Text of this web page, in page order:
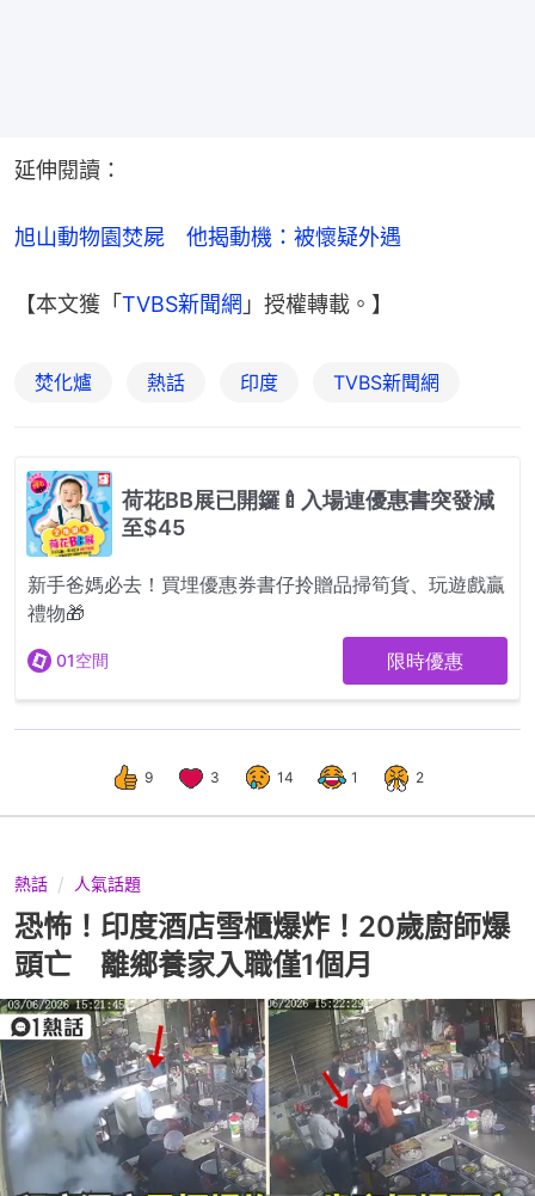
延伸閱讀：
旭山動物園焚屍　他揭動機：被懷疑外遇
【本文獲「TVBS新聞網 」授權轉載。】
焚化爐 熱話 印度 TVBS新聞網
9 3 14 1 2
熱話 人氣話題
恐怖！印度酒店雪櫃爆炸！20歲廚師爆
頭亡 離鄉養家入職僅1個月